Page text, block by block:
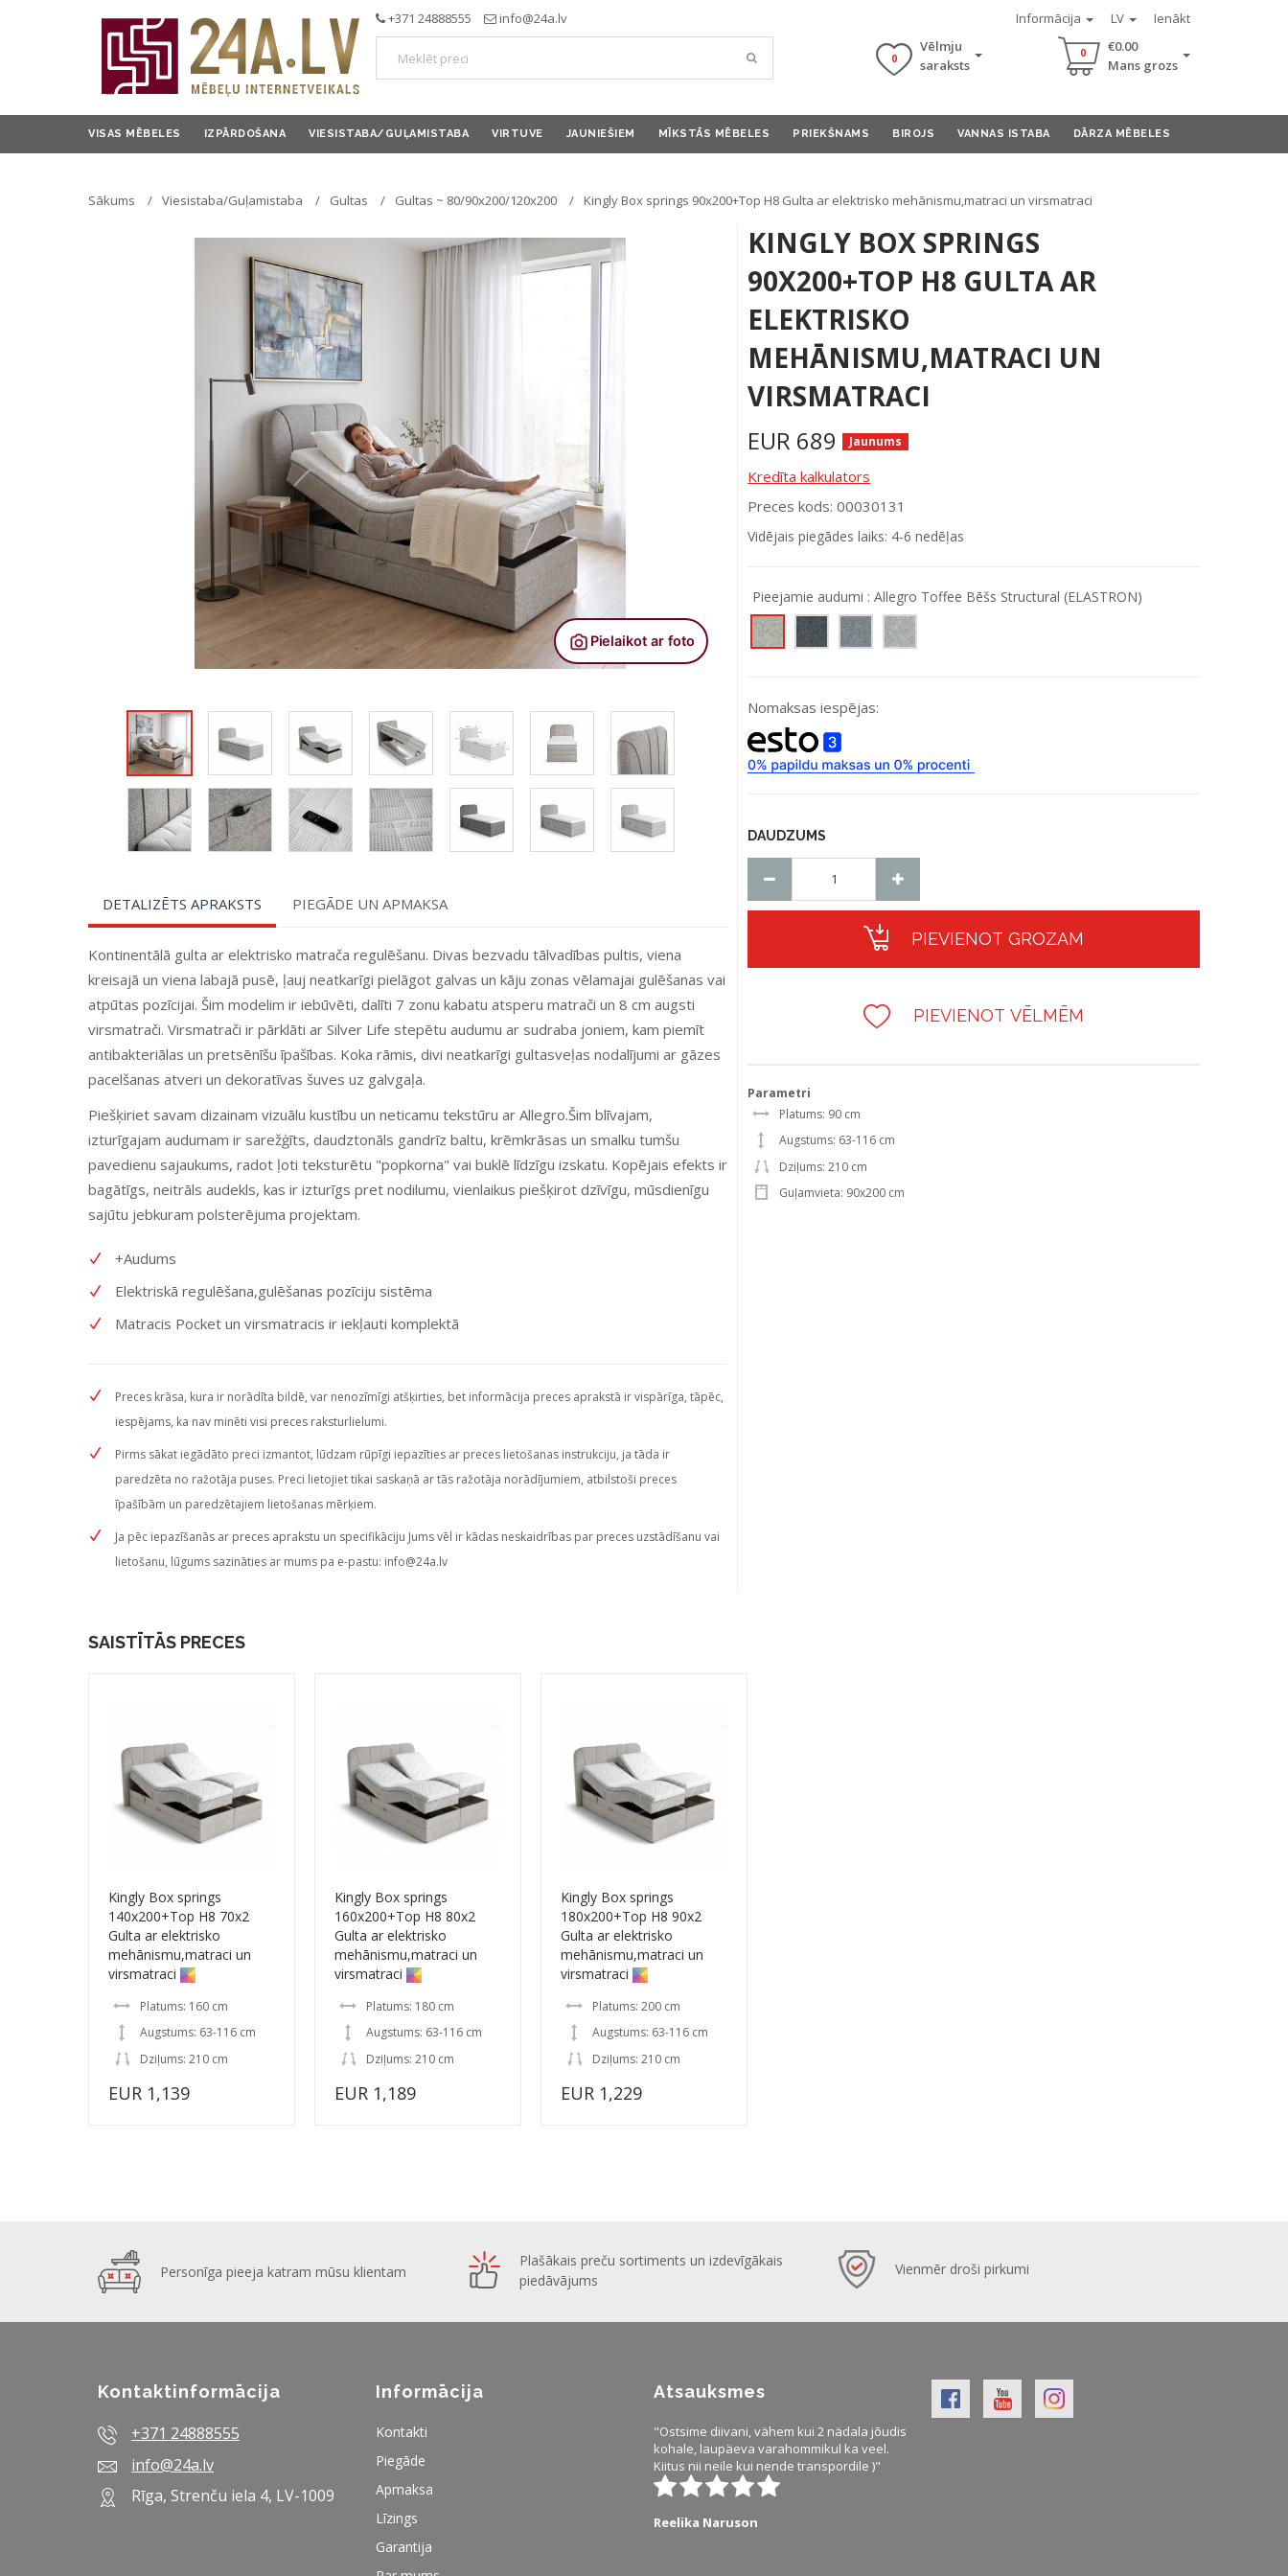
Informācija LV Ienākt
+371 24888555 info@24a.lv
0
Vēlmju
saraksts
0
€0.00
Mans grozs
VISAS MĒBELES IZPĀRDOŠANA VIESISTABA/GUĻAMISTABA VIRTUVE JAUNIEŠIEM MĪKSTĀS MĒBELES PRIEKŠNAMS BIROJS VANNAS ISTABA DĀRZA MĒBELES
Sākums Viesistaba/Guļamistaba Gultas Gultas ~ 80/90x200/120x200 Kingly Box springs 90x200+Top H8 Gulta ar elektrisko mehānismu,matraci un virsmatraci
DETALIZĒTS APRAKSTS PIEGĀDE UN APMAKSA
Kontinentālā gulta ar elektrisko matrača regulēšanu. Divas bezvadu tālvadības pultis, viena
kreisajā un viena labajā pusē, ļauj neatkarīgi pielāgot galvas un kāju zonas vēlamajai gulēšanas vai
atpūtas pozīcijai. Šim modelim ir iebūvēti, dalīti 7 zonu kabatu atsperu matrači un 8 cm augsti
virsmatrači. Virsmatrači ir pārklāti ar Silver Life stepētu audumu ar sudraba joniem, kam piemīt
antibakteriālas un pretsēnīšu īpašības. Koka rāmis, divi neatkarīgi gultasveļas nodalījumi ar gāzes
pacelšanas atveri un dekoratīvas šuves uz galvgaļa.
Piešķiriet savam dizainam vizuālu kustību un neticamu tekstūru ar Allegro.Šim blīvajam,
izturīgajam audumam ir sarežģīts, daudztonāls gandrīz baltu, krēmkrāsas un smalku tumšu
pavedienu sajaukums, radot ļoti teksturētu "popkorna" vai buklē līdzīgu izskatu. Kopējais efekts ir
bagātīgs, neitrāls audekls, kas ir izturīgs pret nodilumu, vienlaikus piešķirot dzīvīgu, mūsdienīgu
sajūtu jebkuram polsterējuma projektam.
+Audums
Elektriskā regulēšana,gulēšanas pozīciju sistēma
Matracis Pocket un virsmatracis ir iekļauti komplektā
Preces krāsa, kura ir norādīta bildē, var nenozīmīgi atšķirties, bet informācija preces aprakstā ir vispārīga, tāpēc,
iespējams, ka nav minēti visi preces raksturlielumi.
Pirms sākat iegādāto preci izmantot, lūdzam rūpīgi iepazīties ar preces lietošanas instrukciju, ja tāda ir
paredzēta no ražotāja puses. Preci lietojiet tikai saskaņā ar tās ražotāja norādījumiem, atbilstoši preces
īpašībām un paredzētajiem lietošanas mērķiem.
Ja pēc iepazīšanās ar preces aprakstu un specifikāciju Jums vēl ir kādas neskaidrības par preces uzstādīšanu vai
lietošanu, lūgums sazināties ar mums pa e-pastu: info@24a.lv
KINGLY BOX SPRINGS
90X200+TOP H8 GULTA AR
ELEKTRISKO
MEHĀNISMU,MATRACI UN
VIRSMATRACI
EUR 689 Jaunums
Kredīta kalkulators
Preces kods: 00030131
Vidējais piegādes laiks: 4-6 nedēļas
Pieejamie audumi :Allegro Toffee Bēšs Structural (ELASTRON)
Nomaksas iespējas:
DAUDZUMS
PIEVIENOT GROZAM
PIEVIENOT VĒLMĒM
Parametri
Platums: 90 cm
Augstums: 63-116 cm
Dziļums: 210 cm
Guļamvieta: 90x200 cm
SAISTĪTĀS PRECES
Kingly Box springs
140x200+Top H8 70x2
Gulta ar elektrisko
mehānismu,matraci un
virsmatraci
Platums: 160 cm
Augstums: 63-116 cm
Dziļums: 210 cm
EUR 1,139
Kingly Box springs
160x200+Top H8 80x2
Gulta ar elektrisko
mehānismu,matraci un
virsmatraci
Platums: 180 cm
Augstums: 63-116 cm
Dziļums: 210 cm
EUR 1,189
Kingly Box springs
180x200+Top H8 90x2
Gulta ar elektrisko
mehānismu,matraci un
virsmatraci
Platums: 200 cm
Augstums: 63-116 cm
Dziļums: 210 cm
EUR 1,229
Personīga pieeja katram mūsu klientam
Plašākais preču sortiments un izdevīgākais
piedāvājums
Vienmēr droši pirkumi
Kontaktinformācija
+371 24888555
info@24a.lv
Rīga, Strenču iela 4, LV-1009
Informācija
Kontakti
Piegāde
Apmaksa
Līzings
Garantija
Atsauksmes
"Ostsime diivani, vähem kui 2 nädala jõudis
kohale, laupäeva varahommikul ka veel.
Kiitus nii neile kui nende transpordile )"
Reelika Naruson